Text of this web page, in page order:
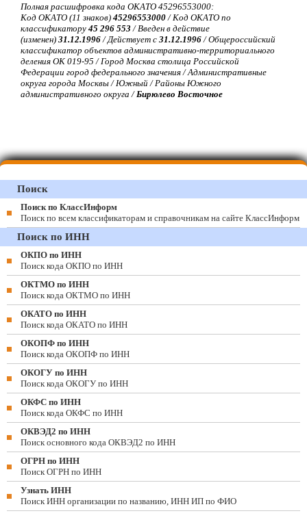
Полная расшифровка кода ОКАТО 45296553000:
Код ОКАТО (11 знаков) 45296553000 / Код ОКАТО по
классификатору 45 296 553 / Введен в действие
(изменен) 31.12.1996 / Действует с 31.12.1996 / Общероссийский
классификатор объектов административно-территориального
деления ОК 019-95 / Город Москва столица Российской
Федерации город федерального значения / Административные
округа города Москвы / Южный / Районы Южного
административного округа / Бирюлево Восточное
Поиск
Поиск по КлассИнформ
Поиск по всем классификаторам и справочникам на сайте КлассИнформ
Поиск по ИНН
ОКПО по ИНН
Поиск кода ОКПО по ИНН
ОКТМО по ИНН
Поиск кода ОКТМО по ИНН
ОКАТО по ИНН
Поиск кода ОКАТО по ИНН
ОКОПФ по ИНН
Поиск кода ОКОПФ по ИНН
ОКОГУ по ИНН
Поиск кода ОКОГУ по ИНН
ОКФС по ИНН
Поиск кода ОКФС по ИНН
ОКВЭД2 по ИНН
Поиск основного кода ОКВЭД2 по ИНН
ОГРН по ИНН
Поиск ОГРН по ИНН
Узнать ИНН
Поиск ИНН организации по названию, ИНН ИП по ФИО